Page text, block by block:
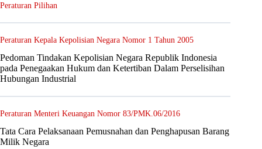
Peraturan Pilihan
Peraturan Kepala Kepolisian Negara Nomor 1 Tahun 2005
Pedoman Tindakan Kepolisian Negara Republik Indonesia
pada Penegaakan Hukum dan Ketertiban Dalam Perselisihan
Hubungan Industrial
Peraturan Menteri Keuangan Nomor 83/PMK.06/2016
Tata Cara Pelaksanaan Pemusnahan dan Penghapusan Barang
Milik Negara